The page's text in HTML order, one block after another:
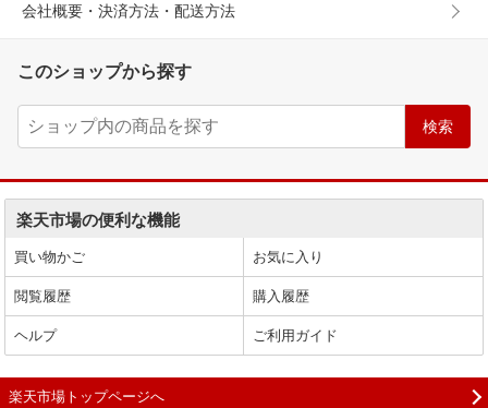
会社概要・決済方法・配送方法
このショップから探す
楽天市場の便利な機能
買い物かご お気に入り
閲覧履歴 購入履歴
ヘルプ ご利用ガイド
楽天市場トップページへ